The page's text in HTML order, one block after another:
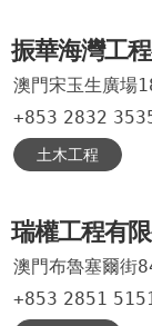
振華海灣工
澳門宋玉生廣場
+853 2832
土木工程
瑞權工程有
澳門布魯塞爾街
+853 2851